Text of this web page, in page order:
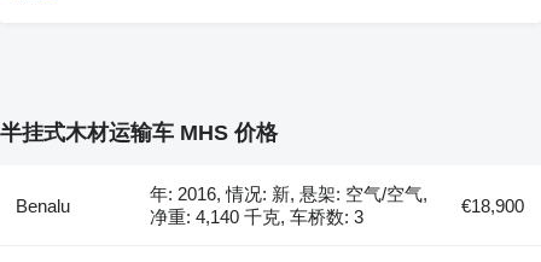
半挂式木材运输车 MHS 价格
Benalu
年: 2016, 情况: 新, 悬架: 空气/空气,
净重: 4,140 千克, 车桥数: 3
€18,900